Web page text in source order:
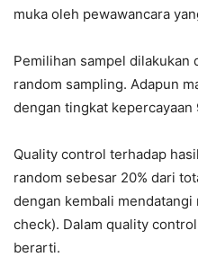
muka oleh pewawancara
Pemilihan sampel dilakukan
random sampling. Adapun
dengan tingkat kepercayaan
Quality control terhadap
random sebesar 20% dari
dengan kembali
check). Dalam quality
berarti.